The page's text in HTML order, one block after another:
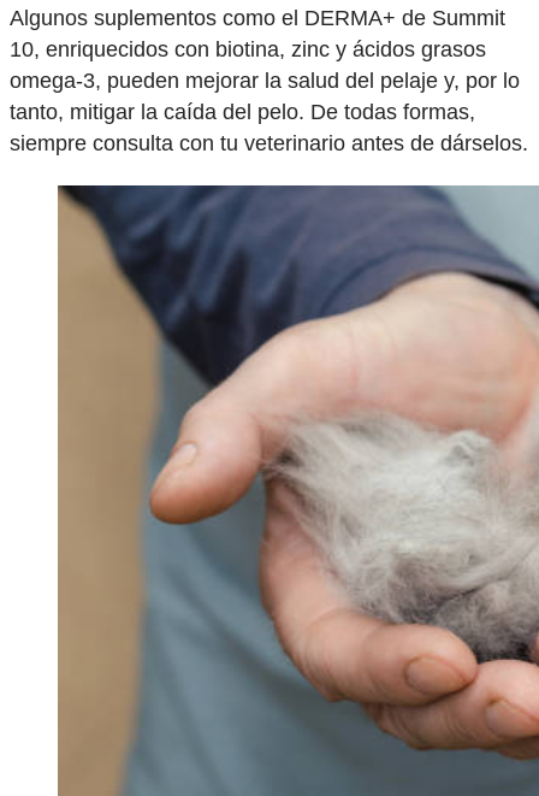
Algunos suplementos como el DERMA+ de Summit
10, enriquecidos con biotina, zinc y ácidos grasos
omega-3, pueden mejorar la salud del pelaje y, por lo
tanto, mitigar la caída del pelo. De todas formas,
siempre consulta con tu veterinario antes de dárselos.